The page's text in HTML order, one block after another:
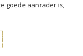
goede aanrader is,